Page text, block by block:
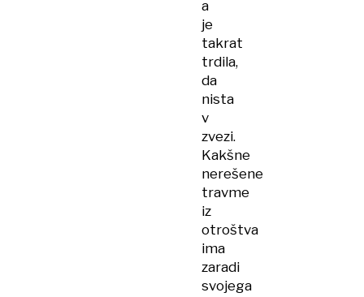
a
je
takrat
trdila,
da
nista
v
zvezi.
Kakšne
nerešene
travme
iz
otroštva
ima
zaradi
svojega